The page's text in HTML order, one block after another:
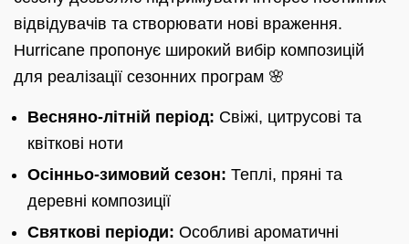
відвідувачів та створювати нові враження.
Hurricane пропонує широкий вибір композицій
для реалізації сезонних програм 🌸
Весняно-літній період: Свіжі, цитрусові та
квіткові ноти
Осінньо-зимовий сезон: Теплі, пряні та
деревні композиції
Святкові періоди: Особливі ароматичні